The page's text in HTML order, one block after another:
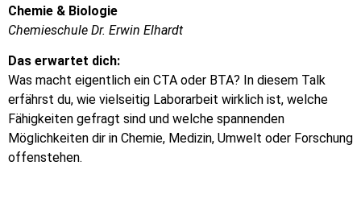
Chemie & Biologie
Chemieschule Dr. Erwin Elhardt
Das erwartet dich:
Was macht eigentlich ein CTA oder BTA? In diesem Talk
erfährst du, wie vielseitig Laborarbeit wirklich ist, welche
Fähigkeiten gefragt sind und welche spannenden
Möglichkeiten dir in Chemie, Medizin, Umwelt oder Forschung
offenstehen.